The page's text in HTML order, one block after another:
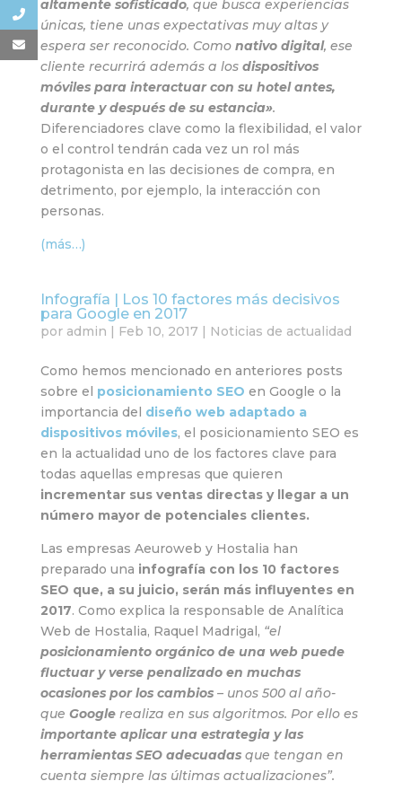
altamente sofisticado, que busca experiencias
únicas, tiene unas expectativas muy altas y
espera ser reconocido. Como nativo digital, ese
cliente recurrirá además a los dispositivos
móviles para interactuar con su hotel antes,
durante y después de su estancia».
Diferenciadores clave como la flexibilidad, el valor
o el control tendrán cada vez un rol más
protagonista en las decisiones de compra, en
detrimento, por ejemplo, la interacción con
personas.
(más…)
Infografía | Los 10 factores más decisivos
para Google en 2017
por admin | Feb 10, 2017 | Noticias de actualidad
Como hemos mencionado en anteriores posts
sobre el posicionamiento SEO en Google o la
importancia del diseño web adaptado a
dispositivos móviles, el posicionamiento SEO es
en la actualidad uno de los factores clave para
todas aquellas empresas que quieren
incrementar sus ventas directas y llegar a un
número mayor de potenciales clientes.
Las empresas Aeuroweb y Hostalia han
preparado una infografía con los 10 factores
SEO que, a su juicio, serán más influyentes en
2017. Como explica la responsable de Analítica
Web de Hostalia, Raquel Madrigal, “el
posicionamiento orgánico de una web puede
fluctuar y verse penalizado en muchas
ocasiones por los cambios– unos 500 al año-
que Googlerealiza en sus algoritmos. Por ello es
importante aplicar una estrategia y las
herramientas SEO adecuadasque tengan en
cuenta siempre las últimas actualizaciones”.